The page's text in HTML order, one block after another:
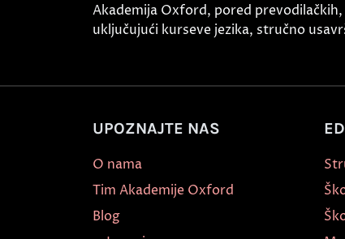
Akademija Oxford, pored
uključujući kurseve jezika, stručno
UPOZNAJTE NAS
O nama
Tim Akademije Oxford
Blog